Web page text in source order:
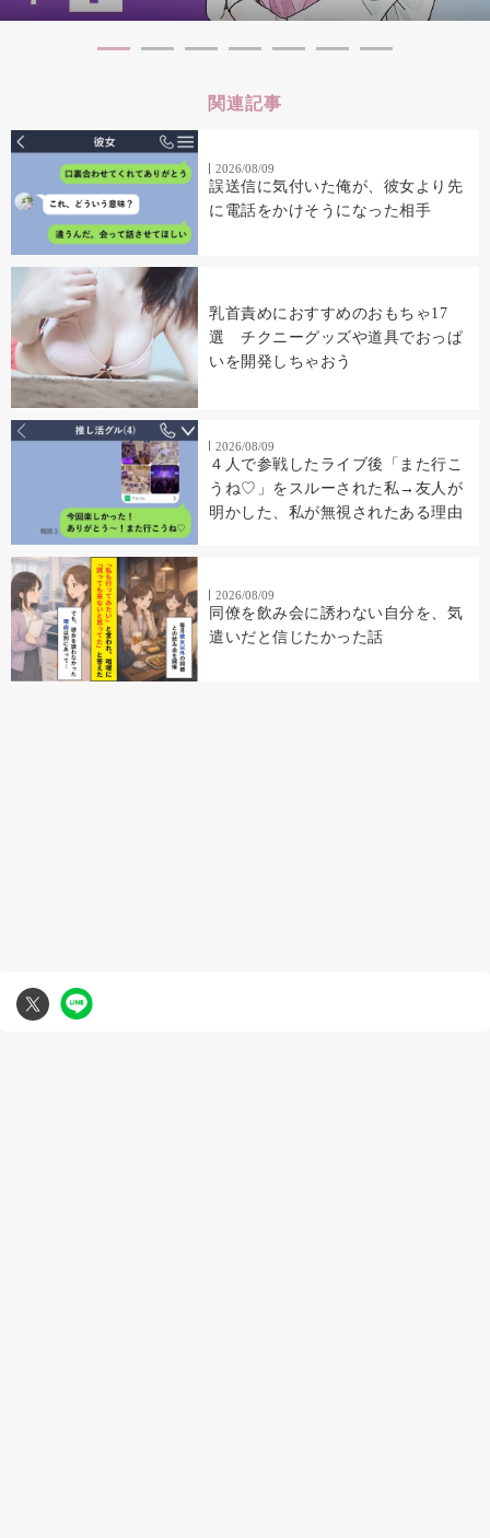
関連記事
2026/08/09
誤送信に気付いた俺が、彼女より先
に電話をかけそうになった相手
乳首責めにおすすめのおもちゃ17
選 チクニーグッズや道具でおっぱ
いを開発しちゃおう
2026/08/09
４人で参戦したライブ後「また行こ
うね♡」をスルーされた私→友人が
明かした、私が無視されたある理由
2026/08/09
同僚を飲み会に誘わない自分を、気
遣いだと信じたかった話